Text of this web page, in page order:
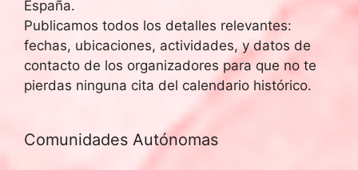
España.
Publicamos todos los detalles relevantes:
fechas, ubicaciones, actividades, y datos de
contacto de los organizadores para que no te
pierdas ninguna cita del calendario histórico.
Comunidades Autónomas